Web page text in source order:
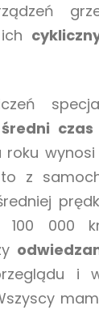
średni
wynosi
to z
100 000
i